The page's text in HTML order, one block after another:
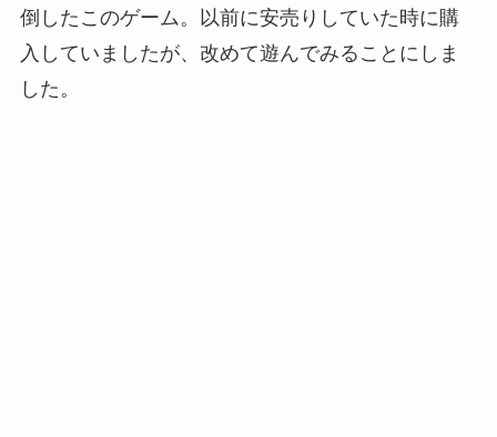
倒したこのゲーム。以前に安売りしていた時に購
入していましたが、改めて遊んでみることにしま
した。